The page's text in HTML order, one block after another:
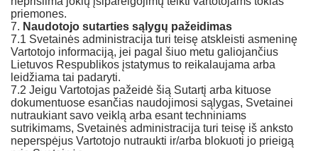
priemones.
7. Naudotojo sutarties sąlygų pažeidimas
7.1 Svetainės administracija turi teisę atskleisti asmeninę
Vartotojo informaciją, jei pagal šiuo metu galiojančius
Lietuvos Respublikos įstatymus to reikalaujama arba
leidžiama tai padaryti.
7.2 Jeigu Vartotojas pažeidė šią Sutartį arba kituose
dokumentuose esančias naudojimosi sąlygas, Svetainei
nutraukiant savo veiklą arba esant techniniams
sutrikimams, Svetainės administracija turi teisę iš anksto
neperspėjus Vartotojo nutraukti ir/arba blokuoti jo prieigą